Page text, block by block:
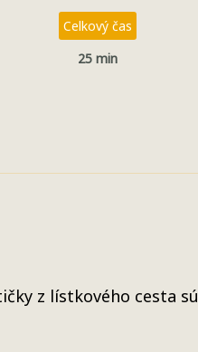
Celkový čas
25 min
z lístkového cesta sú